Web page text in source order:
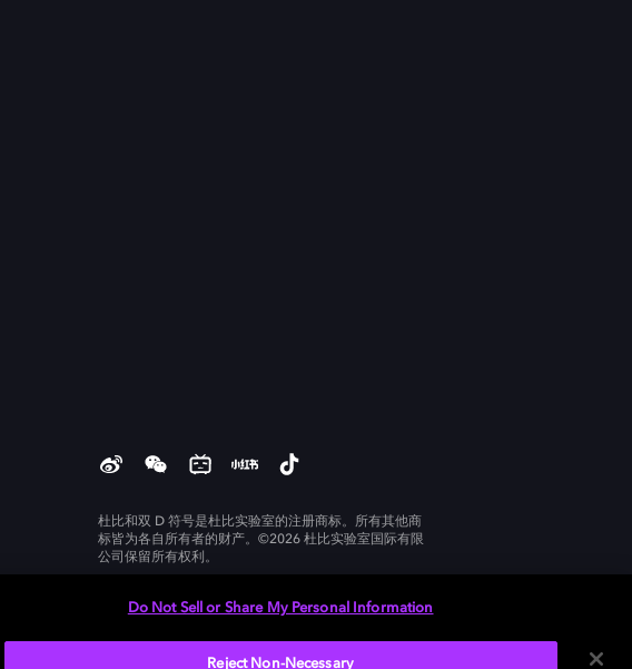
杜比和双 D 符号是杜比实验室的注册商标。所有其他商
标皆为各自所有者的财产。©2026 杜比实验室国际有限
公司保留所有权利。
Do Not Sell or Share My Personal Information
Reject Non-Necessary